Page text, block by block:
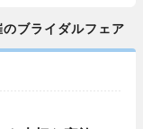
ブライダルフェア